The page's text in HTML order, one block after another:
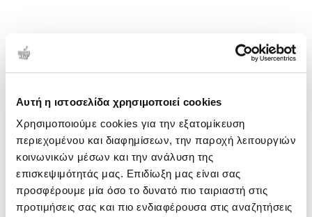
Αυτή η ιστοσελίδα χρησιμοποιεί cookies
Χρησιμοποιούμε cookies για την εξατομίκευση
περιεχομένου και διαφημίσεων, την παροχή λειτουργιών
κοινωνικών μέσων και την ανάλυση της
επισκεψιμότητάς μας. Επιδίωξη μας είναι σας
προσφέρουμε μία όσο το δυνατό πιο ταιριαστή στις
προτιμήσεις σας και πιο ενδιαφέρουσα στις αναζητήσεις